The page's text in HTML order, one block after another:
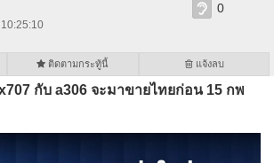
0
ติดตามกระทู้นี้ แจ้งลบ
กับ a306 จะมาขายไทยก่อน 15 กพ